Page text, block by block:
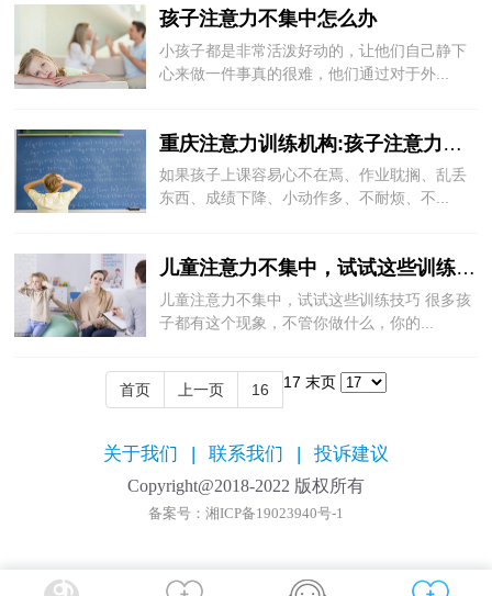
孩子注意力不集中怎么办
小孩子都是非常活泼好动的，让他们自己静下
心来做一件事真的很难，他们通过对于外...
重庆注意力训练机构:孩子注意力不集中怎么办?科学提高孩子注意力
如果孩子上课容易心不在焉、作业耽搁、乱丢
东西、成绩下降、小动作多、不耐烦、不...
儿童注意力不集中，试试这些训练技巧
儿童注意力不集中，试试这些训练技巧 很多孩
子都有这个现象，不管你做什么，你的...
首页 上一页 16 17 末页
关于我们 | 联系我们 | 投诉建议
Copyright@2018-2022 版权所有
备案号：湘ICP备19023940号-1